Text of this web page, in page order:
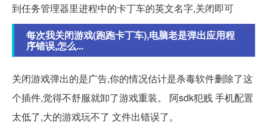
到任务管理器里进程中的卡丁车的英文名字,关闭即可
每次我关闭游戏(跑跑卡丁车),电脑老是弹出应用程
序错误,怎么...
关闭游戏弹出的是广告,你的情况估计是杀毒软件删除了这
个插件,觉得不舒服就卸了游戏重装。 阿sdk犯贱 手机配置
太低了,大的游戏玩不了 文件出错误了。